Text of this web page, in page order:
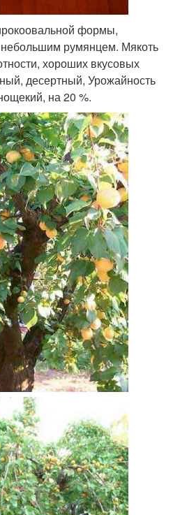
формы,
румянцем. Мякоть
хороших вкусовых
десертный, Урожайность
на 20 %.